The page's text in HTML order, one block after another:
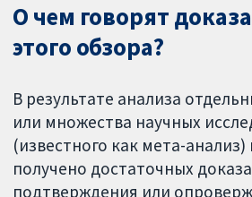
О чем говорят
этого обзора?
В результате анализа
или множества научных
(известного как мета-
получено достаточных
подтверждения или